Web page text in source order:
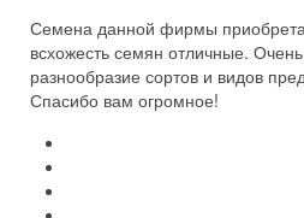
Семена данной фирмы
всхожесть семян отличные.
разнообразие сортов и видов
Спасибо вам огромное!